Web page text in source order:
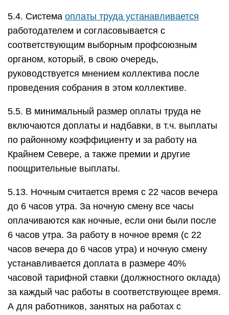
5.4. Система оплаты труда устанавливается
работодателем и согласовывается с
соответствующим выборным профсоюзным
органом, который, в свою очередь,
руководствуется мнением коллектива после
проведения собрания в этом коллективе.
5.5. В минимальный размер оплаты труда не
включаются доплаты и надбавки, в т.ч. выплаты
по районному коэффициенту и за работу на
Крайнем Севере, а также премии и другие
поощрительные выплаты.
5.13. Ночным считается время с 22 часов вечера
до 6 часов утра. За ночную смену все часы
оплачиваются как ночные, если они были после
6 часов утра. За работу в ночное время (с 22
часов вечера до 6 часов утра) и ночную смену
устанавливается доплата в размере 40%
часовой тарифной ставки (должностного оклада)
за каждый час работы в соответствующее время.
А для работников, занятых на работах с